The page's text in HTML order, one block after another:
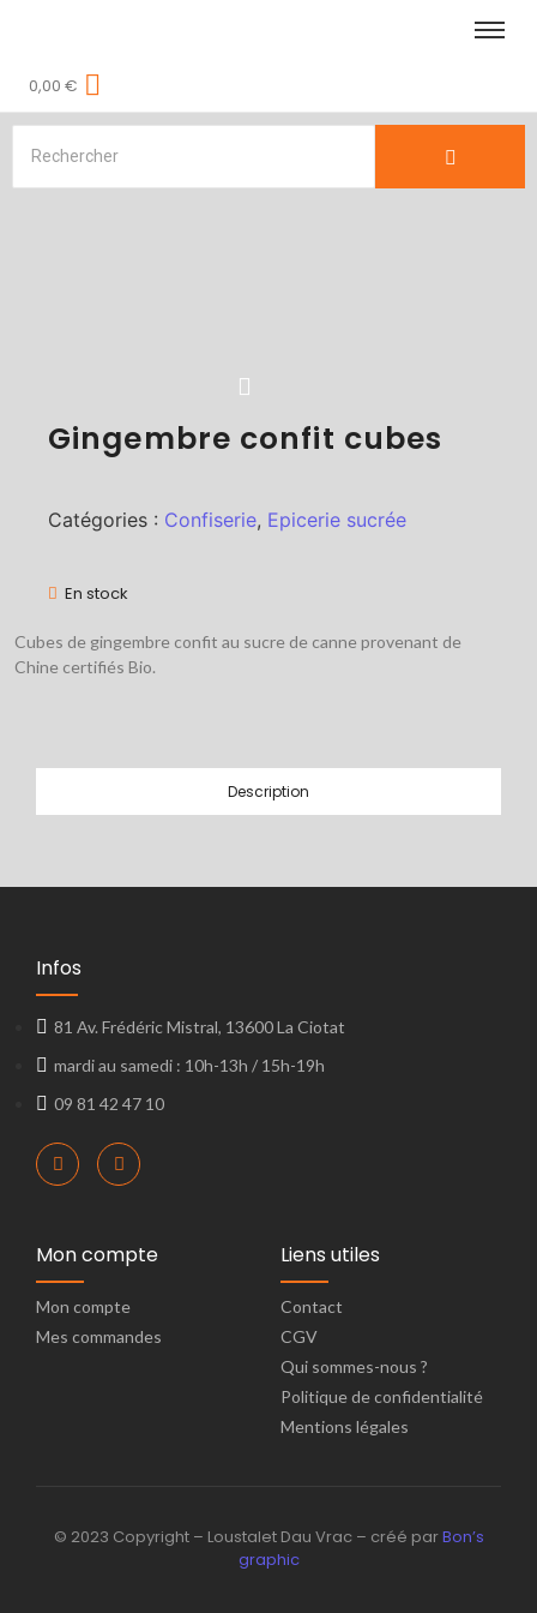
0,00€
Gingembre confit cubes
Catégories : Confiserie, Epicerie sucrée
En stock
Cubes de gingembre confit au sucre de canne provenant de
Chine certifiés Bio.
Description
Infos
81 Av. Frédéric Mistral, 13600 La Ciotat
mardi au samedi : 10h-13h / 15h-19h
09 81 42 47 10
Mon compte
Mon compte
Mes commandes
Liens utiles
Contact
CGV
Qui sommes-nous ?
Politique de confidentialité
Mentions légales
© 2023 Copyright – Loustalet Dau Vrac – créé parBon’s
graphic